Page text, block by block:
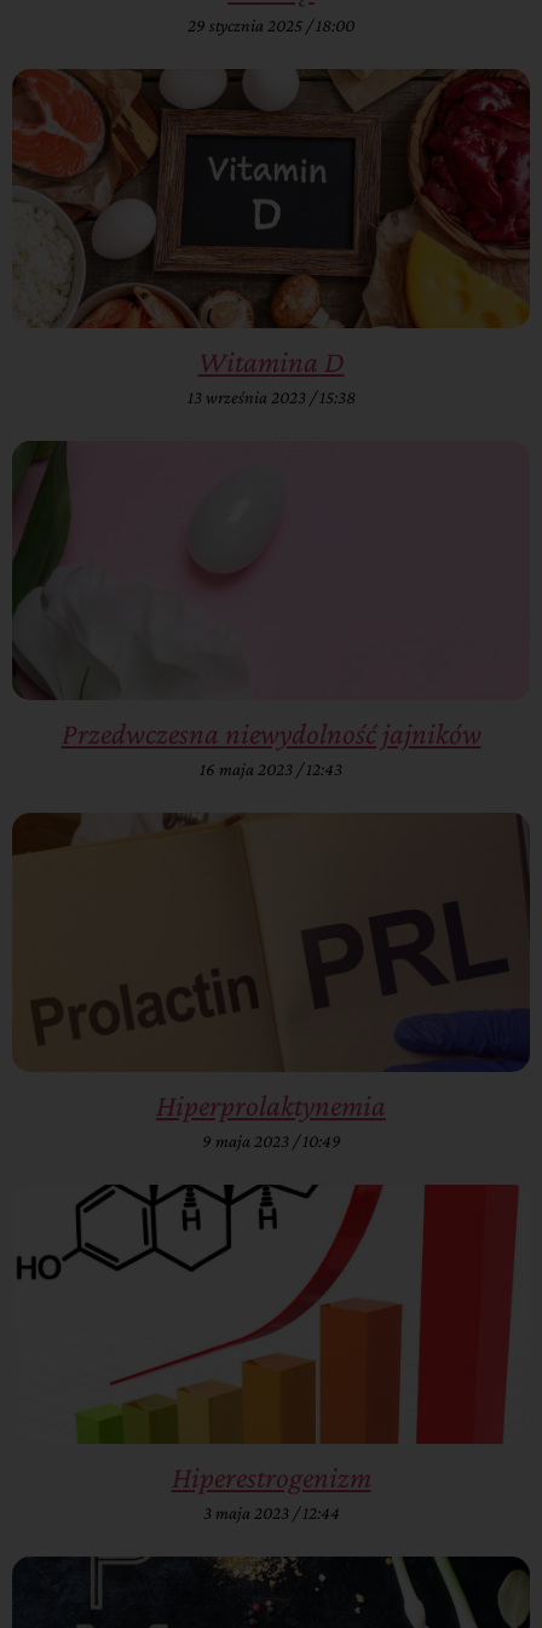
29 stycznia 2025 18:00
Witamina D
13 września 2023 15:38
Przedwczesna niewydolność jajników
16 maja 2023 12:43
Hiperprolaktynemia
9 maja 2023 10:49
Hiperestrogenizm
3 maja 2023 12:44